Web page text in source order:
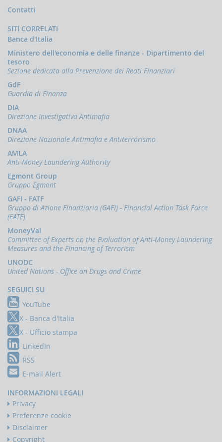
gestione
comunicazioni
rivolte
UIF
Segnalazioni
operazioni
(SOS)
operazioni
sospette
Segnalazioni
AntiRiciclaggio
Aggregate
(SARA)
Comunicazioni
oggettive
(OGG)
operazioni
in
(ORO)
Comunicazioni
sanzioni
finanziarie
Comunicazioni
Russia
Bielorussia
(DEPRU,
RUS,
CBR)
Contatti
SITI CORRELATI
Banca d'Italia
Ministero dell'economia e delle finanze - Dipartimento del
tesoro
Sezione dedicata alla Prevenzione dei Reati Finanziari
GdF
Guardia di Finanza
DIA
Direzione Investigativa Antimafia
DNAA
Direzione Nazionale Antimafia e Antiterrorismo
AMLA
Anti-Money Laundering Authority
Egmont Group
Gruppo Egmont
GAFI - FATF
Gruppo di Azione Finanziaria (GAFI) - Financial Action Task Force
(FATF)
MoneyVal
Committee of Experts on the Evaluation of Anti-Money Laundering
Measures and the Financing of Terrorism
UNODC
United Nations - Office on Drugs and Crime
SEGUICI SU
YouTube
X - Banca d'Italia
X - Ufficio stampa
LinkedIn
RSS
E-mail Alert
INFORMAZIONI LEGALI
Privacy
Preferenze cookie
Disclaimer
Copyright